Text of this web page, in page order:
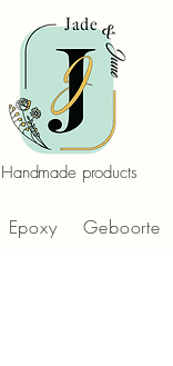
Handmade products
Epoxy Geboorte